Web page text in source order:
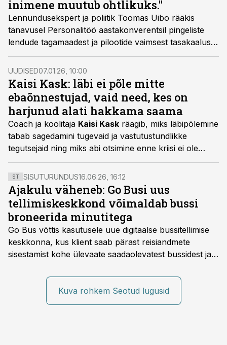
inimene muutub ohtlikuks."
Lennundusekspert ja poliitik Toomas Uibo rääkis
tänavusel Personalitöö aastakonverentsil pingeliste
lendude tagamaadest ja pilootide vaimsest tasakaalust
neil hetkedel.
UUDISED07.01.26, 10:00
Kaisi Kask: läbi ei põle mitte
ebaõnnestujad, vaid need, kes on
harjunud alati hakkama saama
Coach ja koolitaja Kaisi Kask räägib, miks läbipõlemine
tabab sagedamini tugevaid ja vastutustundlikke
tegutsejaid ning miks abi otsimine enne kriisi ei ole
nõrkuse, vaid küpsuse märk.
ST SISUTURUNDUS16.06.26, 16:12
Ajakulu väheneb: Go Busi uus
tellimiskeskkond võimaldab bussi
broneerida minutitega
Go Bus võttis kasutusele uue digitaalse bussitellimise
keskkonna, kus klient saab pärast reisiandmete
sisestamist kohe ülevaate saadaolevatest bussidest ja
kiiresti edasi liikuda hinnapakkumist ootamata.
Kuva rohkem Seotud lugusid